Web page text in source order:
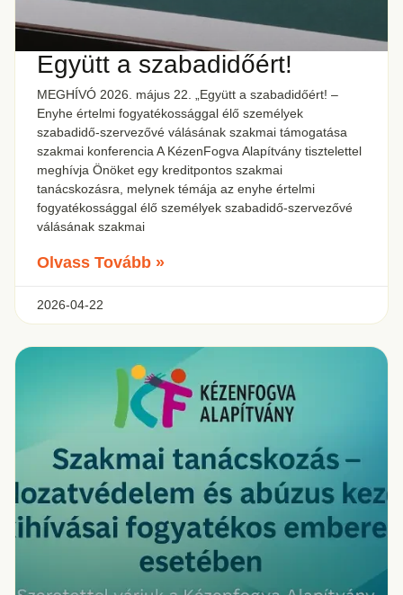
Együtt a szabadidőért!
MEGHÍVÓ 2026. május 22. „Együtt a szabadidőért! –
Enyhe értelmi fogyatékossággal élő személyek
szabadidő-szervezővé válásának szakmai támogatása
szakmai konferencia A KézenFogva Alapítvány tisztelettel
meghívja Önöket egy kreditpontos szakmai
tanácskozásra, melynek témája az enyhe értelmi
fogyatékossággal élő személyek szabadidő-szervezővé
válásának szakmai
Olvass Tovább »
2026-04-22